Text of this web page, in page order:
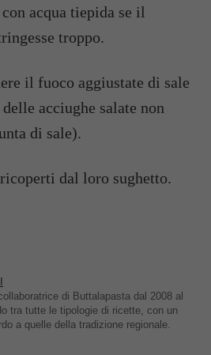
acqua tiepida se il
troppo.
il fuoco aggiustate di sale
acciughe salate non
di sale).
dal loro sughetto.
di Buttalapasta dal 2008 al
tra tutte le tipologie di ricette, con un
a quelle della tradizione regionale.